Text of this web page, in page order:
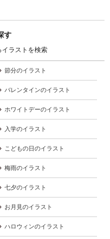
す
ラストを検索
節分のイラスト
バレンタインのイラスト
ホワイトデーのイラスト
入学のイラスト
こどもの日のイラスト
梅雨のイラスト
七夕のイラスト
お月見のイラスト
ハロウィンのイラスト